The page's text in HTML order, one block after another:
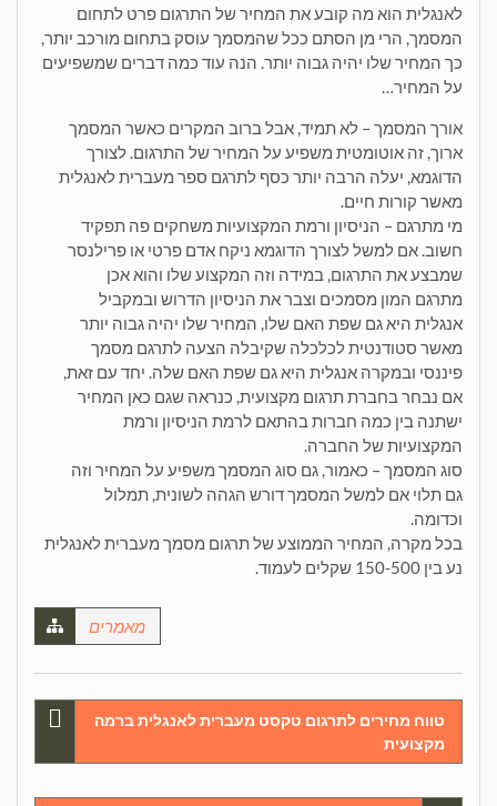
לאנגלית הוא מה קובע את המחיר של התרגום פרט לתחום
המסמך, הרי מן הסתם ככל שהמסמך עוסק בתחום מורכב יותר,
כך המחיר שלו יהיה גבוה יותר. הנה עוד כמה דברים שמשפיעים
על המחיר…
אורך המסמך – לא תמיד, אבל ברוב המקרים כאשר המסמך
ארוך, זה אוטומטית משפיע על המחיר של התרגום. לצורך
הדוגמא, יעלה הרבה יותר כסף לתרגם ספר מעברית לאנגלית
מאשר קורות חיים.
מי מתרגם – הניסיון ורמת המקצועיות משחקים פה תפקיד
חשוב. אם למשל לצורך הדוגמא ניקח אדם פרטי או פרילנסר
שמבצע את התרגום, במידה וזה המקצוע שלו והוא אכן
מתרגם המון מסמכים וצבר את הניסיון הדרוש ובמקביל
אנגלית היא גם שפת האם שלו, המחיר שלו יהיה גבוה יותר
מאשר סטודנטית לכלכלה שקיבלה הצעה לתרגם מסמך
פיננסי ובמקרה אנגלית היא גם שפת האם שלה. יחד עם זאת,
אם נבחר בחברת תרגום מקצועית, כנראה שגם כאן המחיר
ישתנה בין כמה חברות בהתאם לרמת הניסיון ורמת
המקצועיות של החברה.
סוג המסמך – כאמור, גם סוג המסמך משפיע על המחיר וזה
גם תלוי אם למשל המסמך דורש הגהה לשונית, תמלול
וכדומה.
בכל מקרה, המחיר הממוצע של תרגום מסמך מעברית לאנגלית
נע בין 150-500 שקלים לעמוד.
מאמרים
ניווט
טווח מחירים לתרגום טקסט מעברית לאנגלית ברמה
מקצועית